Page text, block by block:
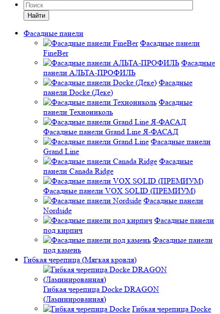
Найти
Фасадные панели
Фасадные панели
FineBer
Фасадные
панели АЛЬТА-ПРОФИЛЬ
Фасадные
панели Docke (Деке)
Фасадные
панели Технониколь
Фасадные панели Grand Line Я-ФАСАД
Фасадные панели
Grand Line
Фасадные
панели Canada Ridge
Фасадные панели VOX SOLID (ПРЕМИУМ)
Фасадные панели
Nordside
Фасадные панели
под кирпич
Фасадные панели
под камень
Гибкая черепица (Мягкая кровля)
Гибкая черепица Docke DRAGON
(Ламинированная)
Гибкая черепица Docke